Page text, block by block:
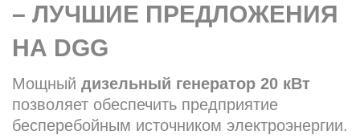
– ЛУЧШИЕ ПРЕДЛОЖЕНИЯ
НА DGG
Мощный дизельный генератор 20 кВт
позволяет обеспечить предприятие
бесперебойным источником электроэнергии.